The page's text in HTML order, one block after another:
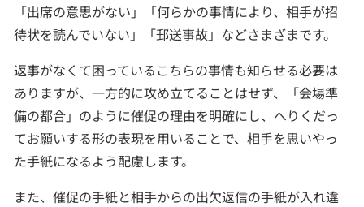
「出席の意思がない」「何らかの事情により、相手が招
待状を読んでいない」「郵送事故」などさまざまです。
返事がなくて困っているこちらの事情も知らせる必要は
ありますが、一方的に攻め立てることはせず、「会場準
備の都合」のように催促の理由を明確にし、へりくだっ
てお願いする形の表現を用いることで、相手を思いやっ
た手紙になるよう配慮します。
また、催促の手紙と相手からの出欠返信の手紙が入れ違